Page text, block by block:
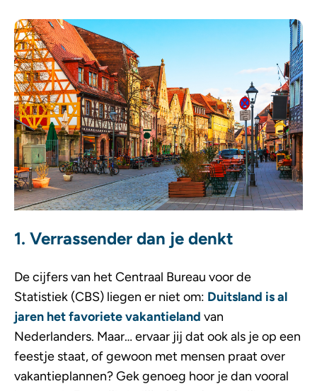
1. Verrassender dan je denkt
De cijfers van het Centraal Bureau voor de
Statistiek (CBS) liegen er niet om: Duitsland is al
jaren het favoriete vakantieland van
Nederlanders. Maar… ervaar jij dat ook als je op een
feestje staat, of gewoon met mensen praat over
vakantieplannen? Gek genoeg hoor je dan vooral